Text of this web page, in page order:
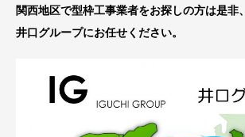
関西地区で型枠工事業者をお探しの方は是非、
井口グループにお任せください。